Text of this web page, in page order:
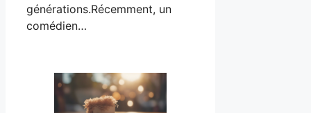
générations.Récemment, un
comédien…